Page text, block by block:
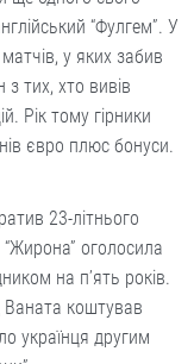
“Фулгем”. У
у яких забив
з тих, хто вивів
Рік тому гірники
євро плюс бонуси.
23-літнього
оголосила
на п’ять років.
Ваната коштував
українця другим